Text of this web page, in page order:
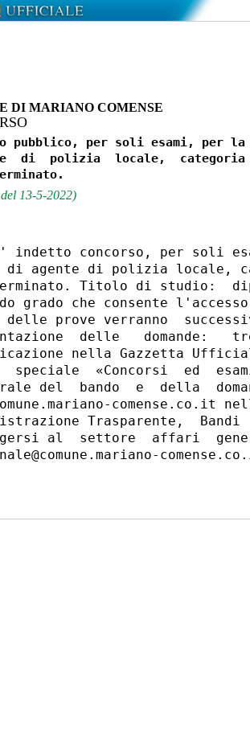
DI MARIANO COMENSE
pubblico, per soli esami, per
di  polizia  locale,
13-5-2022)
indetto concorso, per soli
di agente di polizia locale,
Titolo di studio:
grado che consente
delle prove verranno
delle   domande:
nella Gazzetta
speciale  «Concorsi  ed
del  bando  e  della
comense.co.it
Trasparente,
al  settore  affari